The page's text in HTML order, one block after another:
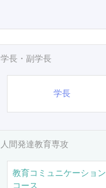
学長・副学長
学長
人間発達教育専攻
教育コミュニケーション
コース